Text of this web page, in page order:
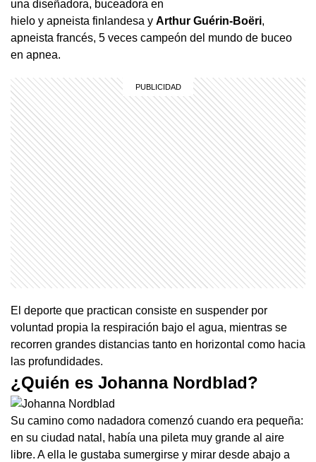
una diseñadora, buceadora en
hielo y apneista finlandesa y Arthur Guérin-Boëri,
apneista francés, 5 veces campeón del mundo de buceo
en apnea.
El deporte que practican consiste en suspender por
voluntad propia la respiración bajo el agua, mientras se
recorren grandes distancias tanto en horizontal como hacia
las profundidades.
¿Quién es Johanna Nordblad?
Su camino como nadadora comenzó cuando era pequeña:
en su ciudad natal, había una pileta muy grande al aire
libre. A ella le gustaba sumergirse y mirar desde abajo a